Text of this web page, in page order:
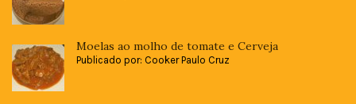
Moelas ao molho de tomate e Cerveja
Publicado por: Cooker Paulo Cruz